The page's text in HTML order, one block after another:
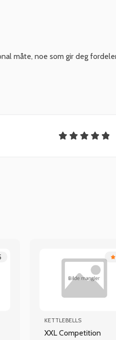
måte, noe som gir deg
KETTLEBELLS
XXL Competition